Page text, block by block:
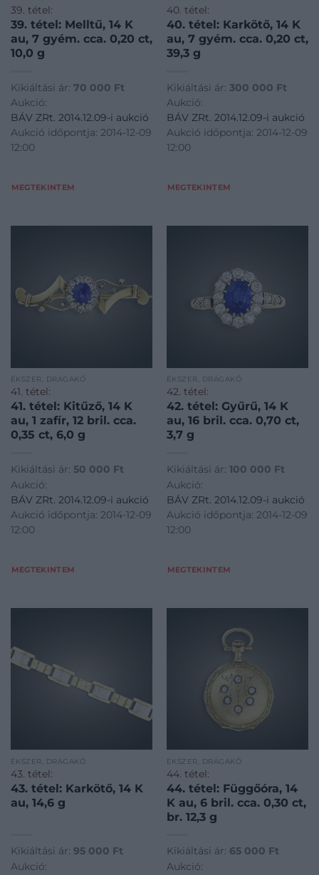
39. tétel:
39. tétel: Melltű, 14 K
au, 7 gyém. cca. 0,20 ct,
10,0 g
Kikiáltási ár: 70 000 Ft
Aukció:
BÁV ZRt. 2014.12.09-i aukció
Aukció időpontja: 2014-12-09
12:00
MEGTEKINTEM
40. tétel:
40. tétel: Karkötő, 14 K
au, 7 gyém. cca. 0,20 ct,
39,3 g
Kikiáltási ár: 300 000 Ft
Aukció:
BÁV ZRt. 2014.12.09-i aukció
Aukció időpontja: 2014-12-09
12:00
MEGTEKINTEM
ÉKSZER, DRÁGAKŐ
41. tétel:
41. tétel: Kitűző, 14 K
au, 1 zafír, 12 bril. cca.
0,35 ct, 6,0 g
Kikiáltási ár: 50 000 Ft
Aukció:
BÁV ZRt. 2014.12.09-i aukció
Aukció időpontja: 2014-12-09
12:00
MEGTEKINTEM
ÉKSZER, DRÁGAKŐ
42. tétel:
42. tétel: Gyűrű, 14 K
au, 16 bril. cca. 0,70 ct,
3,7 g
Kikiáltási ár: 100 000 Ft
Aukció:
BÁV ZRt. 2014.12.09-i aukció
Aukció időpontja: 2014-12-09
12:00
MEGTEKINTEM
ÉKSZER, DRÁGAKŐ
43. tétel:
43. tétel: Karkötő, 14 K
au, 14,6 g
Kikiáltási ár: 95 000 Ft
Aukció:
ÉKSZER, DRÁGAKŐ
44. tétel:
44. tétel: Függőóra, 14
K au, 6 bril. cca. 0,30 ct,
br. 12,3 g
Kikiáltási ár: 65 000 Ft
Aukció: